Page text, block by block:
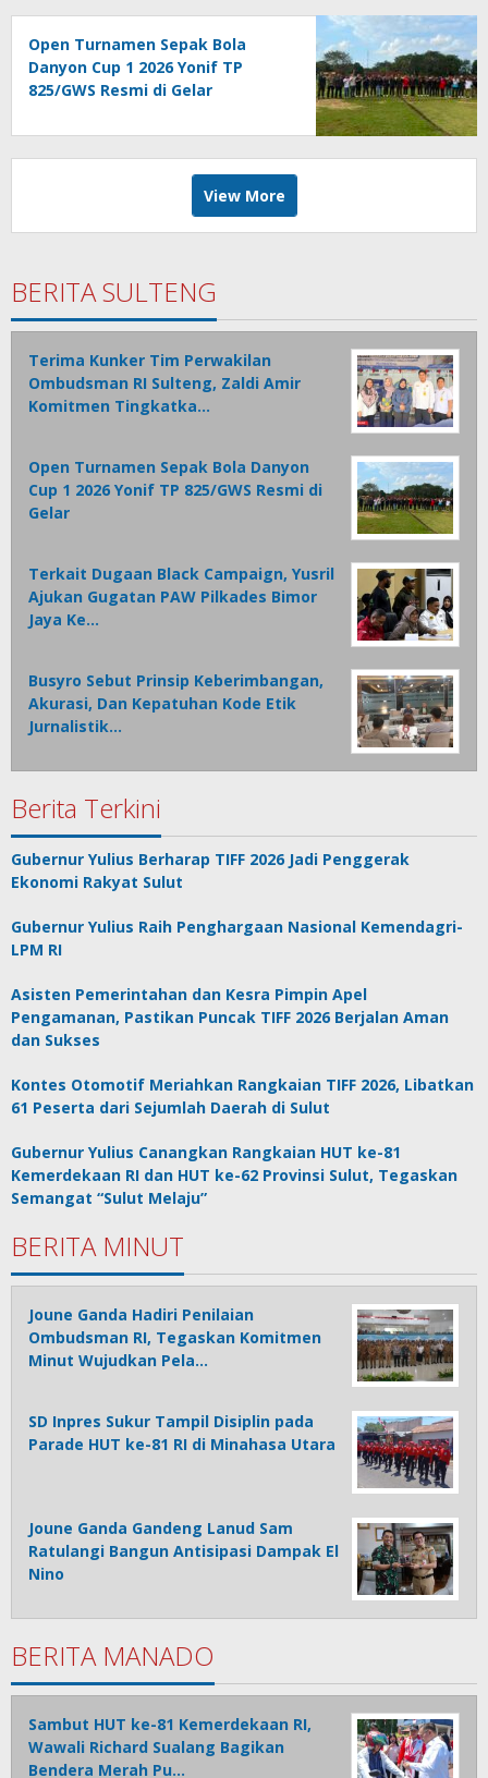
Administrasi
Open Turnamen Sepak Bola
Danyon Cup 1 2026 Yonif TP
825/GWS Resmi di Gelar
View More
BERITA SULTENG
Terima Kunker Tim Perwakilan
Ombudsman RI Sulteng, Zaldi Amir
Komitmen Tingkatka…
Open Turnamen Sepak Bola Danyon
Cup 1 2026 Yonif TP 825/GWS Resmi di
Gelar
Terkait Dugaan Black Campaign, Yusril
Ajukan Gugatan PAW Pilkades Bimor
Jaya Ke…
Busyro Sebut Prinsip Keberimbangan,
Akurasi, Dan Kepatuhan Kode Etik
Jurnalistik…
Berita Terkini
Gubernur Yulius Berharap TIFF 2026 Jadi Penggerak
Ekonomi Rakyat Sulut
Gubernur Yulius Raih Penghargaan Nasional Kemendagri-
LPM RI
Asisten Pemerintahan dan Kesra Pimpin Apel
Pengamanan, Pastikan Puncak TIFF 2026 Berjalan Aman
dan Sukses
Kontes Otomotif Meriahkan Rangkaian TIFF 2026, Libatkan
61 Peserta dari Sejumlah Daerah di Sulut
Gubernur Yulius Canangkan Rangkaian HUT ke-81
Kemerdekaan RI dan HUT ke-62 Provinsi Sulut, Tegaskan
Semangat “Sulut Melaju”
BERITA MINUT
Joune Ganda Hadiri Penilaian
Ombudsman RI, Tegaskan Komitmen
Minut Wujudkan Pela…
SD Inpres Sukur Tampil Disiplin pada
Parade HUT ke-81 RI di Minahasa Utara
Joune Ganda Gandeng Lanud Sam
Ratulangi Bangun Antisipasi Dampak El
Nino
BERITA MANADO
Sambut HUT ke-81 Kemerdekaan RI,
Wawali Richard Sualang Bagikan
Bendera Merah Pu…